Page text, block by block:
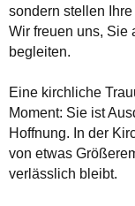
sondern stellen
Wir freuen uns, Sie
begleiten.
Eine kirchliche
Moment: Sie ist
Hoffnung. In der
von etwas
verlässlich bleibt.